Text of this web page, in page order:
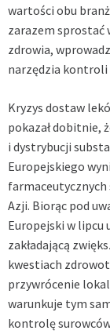
wartości obu
zarazem sprostać
zdrowia,
narzędzia kontroli
Kryzys dostaw
pokazał dobitnie,
i dystrybucji
Europejskiego
farmaceutycznych
Azji. Biorąc pod
Europejski w lipcu
zakładającą
kwestiach
przywrócenie
warunkuje tym
kontrolę